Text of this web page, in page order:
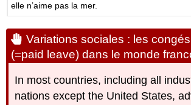
elle n’aime pas la mer.
Variations sociales : les
(=paid leave) dans le monde
In most countries, including all
nations except the United States,